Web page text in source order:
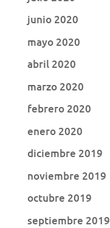
junio 2020
mayo 2020
abril 2020
marzo 2020
febrero 2020
enero 2020
diciembre 2019
noviembre 2019
octubre 2019
septiembre 2019